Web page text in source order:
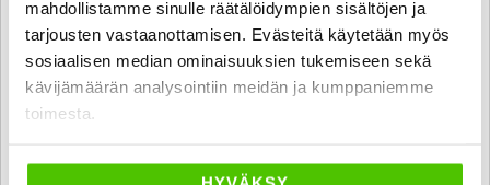
mahdollistamme sinulle räätälöidympien sisältöjen ja
tarjousten vastaanottamisen. Evästeitä käytetään myös
sosiaalisen median ominaisuuksien tukemiseen sekä
kävijämäärän analysointiin meidän ja kumppaniemme
toimesta.